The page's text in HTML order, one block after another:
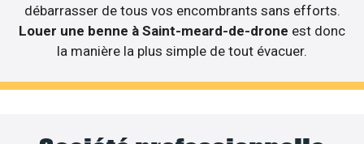
débarrasser de tous vos encombrants sans efforts.
Louer une benne à Saint-meard-de-drone est donc
la manière la plus simple de tout évacuer.